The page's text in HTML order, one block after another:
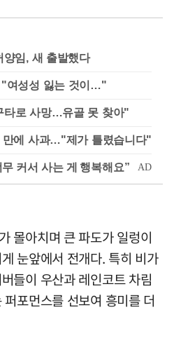
임, 새 출발했다
"여성성 잃는 것이…"
타로 사망…유골 못 찾아"
만에 사과…"제가 틀렸습니다"
몰아치며 큰 파도가 일렁이
눈앞에서 전개다. 특히 비가
들이 우산과 레인코트 차림
포먼스를 선보여 흥미를 더